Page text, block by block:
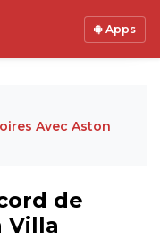
Apps
Avec Aston
de
Villa